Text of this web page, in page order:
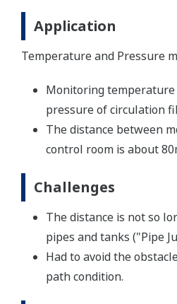
Application
Temperature and Pressure
Monitoring
pressure of circulation
The distance between
control room is about
Challenges
The distance is not so
pipes and tanks ("Pipe
Had to avoid the
path condition.